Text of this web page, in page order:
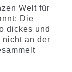
Welt für
Die
dickes und
nicht an der